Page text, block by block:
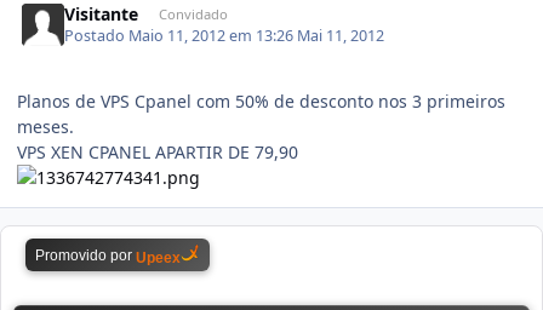
Visitante Convidado
Postado Maio 11, 2012 em 13:26 Mai 11, 2012
Planos de VPS Cpanel com 50% de desconto nos 3 primeiros
meses.
VPS XEN CPANEL APARTIR DE 79,90